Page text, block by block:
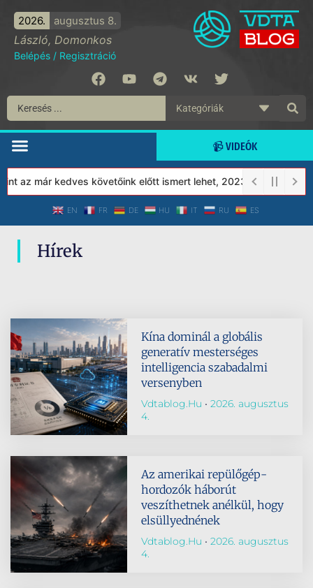
2026. augusztus 8.
László, Domonkos
Belépés / Regisztráció
📹 VIDEÓK
az már kedves követőink előtt ismert lehet, 2023-tól a Védett
EN FR DE HU IT RU ES
Hírek
Kína dominál a globális
generatív mesterséges
intelligencia szabadalmi
versenyben
Vdtablog.hu
2026. augusztus
4.
Az amerikai repülőgép-
hordozók háborút
veszíthetnek anélkül, hogy
elsüllyednének
Vdtablog.hu
2026. augusztus
4.